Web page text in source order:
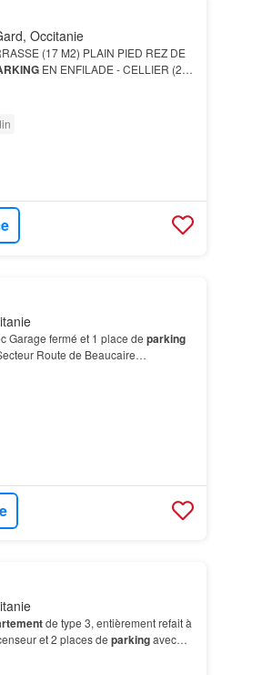
Occitanie
(17 M2) PLAIN PIED REZ DE
EN ENFILADE - CELLIER (2,
Garage fermé et 1 place de parking
Route de Beaucaire
de type 3, entièrement refait à
et 2 places de parkingavec